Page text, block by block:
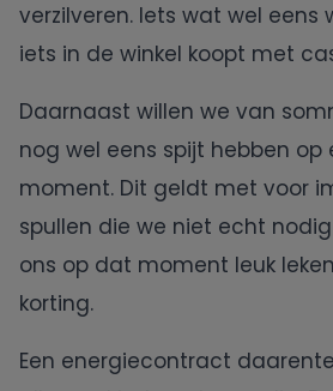
verzilveren. Iets wat wel eens
iets in de winkel koopt met
Daarnaast willen we van
nog wel eens spijt hebben op
moment. Dit geldt met voor
spullen die we niet echt
ons op dat moment leuk
korting.
Een energiecontract